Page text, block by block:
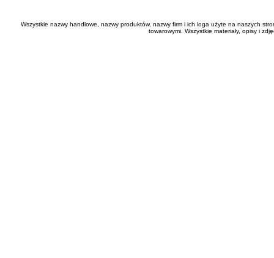
Wszystkie nazwy handlowe, nazwy produktów, nazwy firm i ich loga użyte na naszych
towarowymi. Wszystkie materiały, opisy i